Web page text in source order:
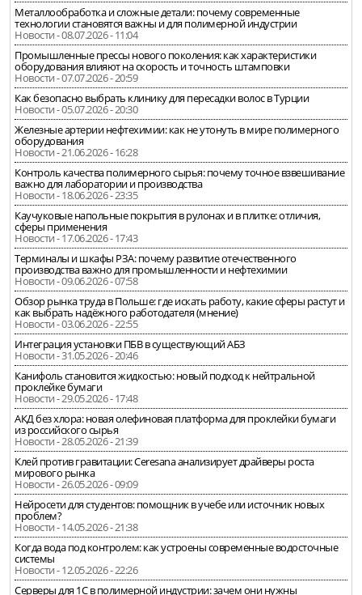
Металлообработка и сложные детали: почему современные
технологии становятся важны и для полимерной индустрии
Новости - 08.07.2026 - 11:04
Промышленные прессы нового поколения: как характеристики
оборудования влияют на скорость и точность штамповки
Новости - 07.07.2026 - 20:59
Как безопасно выбрать клинику для пересадки волос в Турции
Новости - 05.07.2026 - 20:30
Железные артерии нефтехимии: как не утонуть в мире полимерного
оборудования
Новости - 21.06.2026 - 16:28
Контроль качества полимерного сырья: почему точное взвешивание
важно для лаборатории и производства
Новости - 18.06.2026 - 23:35
Каучуковые напольные покрытия в рулонах и в плитке: отличия,
сферы применения
Новости - 17.06.2026 - 17:43
Терминалы и шкафы РЗА: почему развитие отечественного
производства важно для промышленности и нефтехимии
Новости - 09.06.2026 - 07:58
Обзор рынка труда в Польше: где искать работу, какие сферы растут и
как выбрать надёжного работодателя (мнение)
Новости - 03.06.2026 - 22:55
Интеграция установки ПБВ в существующий АБЗ
Новости - 31.05.2026 - 20:46
Канифоль становится жидкостью: новый подход к нейтральной
проклейке бумаги
Новости - 29.05.2026 - 17:48
АКД без хлора: новая олефиновая платформа для проклейки бумаги
из российского сырья
Новости - 28.05.2026 - 21:39
Клей против гравитации: Ceresana анализирует драйверы роста
мирового рынка
Новости - 26.05.2026 - 09:09
Нейросети для студентов: помощник в учебе или источник новых
проблем?
Новости - 14.05.2026 - 21:38
Когда вода под контролем: как устроены современные водосточные
системы
Новости - 12.05.2026 - 22:26
Серверы для 1С в полимерной индустрии: зачем они нужны